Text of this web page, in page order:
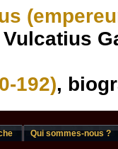
192),
Qui sommes-nous ?